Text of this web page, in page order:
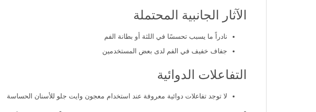
الآثار الجانبية المحتملة
نادراً ما يسبب تحسسًا في اللثة أو بطانة الفم
جفاف خفيف في الفم لدى بعض المستخدمين
التفاعلات الدوائية
لا توجد تفاعلات دوائية معروفة عند استخدام معجون وايت جلو للأسنان الحساسة